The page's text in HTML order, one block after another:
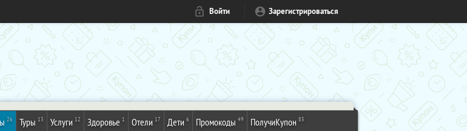
Войти Зарегистрироваться
26 Туры 13 Услуги 12 Здоровье 1 Отели 17 Дети 6 Промокоды 49 ПолучиКупон 85